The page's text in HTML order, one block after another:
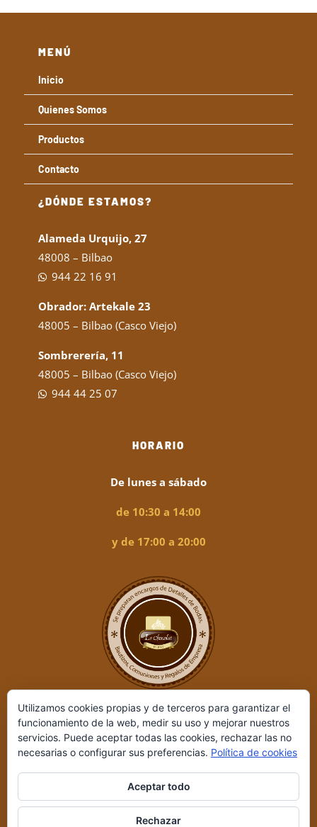
MENÚ
Inicio
Quienes Somos
Productos
Contacto
¿DÓNDE ESTAMOS?
Alameda Urquijo, 27
48008 – Bilbao
944 22 16 91
Obrador: Artekale 23
48005 – Bilbao (Casco Viejo)
Sombrerería, 11
48005 – Bilbao (Casco Viejo)
944 44 25 07
HORARIO
De lunes a sábado
de 10:30 a 14:00
y de 17:00 a 20:00
Utilizamos cookies propias y de terceros para garantizar el
funcionamiento de la web, medir su uso y mejorar nuestros
servicios. Puede aceptar todas las cookies, rechazar las no
necesarias o configurar sus preferencias. Política de cookies
Aceptar todo
Rechazar